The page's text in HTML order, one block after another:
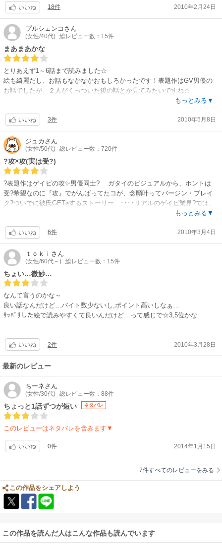
９～14話 先のSP会社の副所長と、警護の為「一週間」だけ共に生活す
ることになった声の出ない青年。
静かな恋堕ちと熱いSEX｡
初めて、格好悪くても必死に追いかけた副所長。
んー、良かったデス?
15～16話 『リベンジ』番外編?…あの鉄仮面が、「ソレ」に反応すると
は！しっかり愛も深まっているようで何より?
サクサク読めました！
4～6話は時代設定がわからないのですが、皇子と家臣の、お互い密かに想
っているのに身分が邪魔してなかなか素直になれない２人の話。
7、8話はSPの会社の所長とその社員。短気ですぐに暴力に走ってしまう
社員に、所長はペナルティとして殴る毎にキス１回することに
9～14話 同じSPの副所長の話。キレイな男にめがない副所長は、手を出し
てはいけないと言われてた依頼人を本気で好きになってしまい…
15、16話 別作品｢リベンジ｣の番外編です
全話意外な設定が多くて、先が読めない感じが面白かったです 個人的に
は皇子×家臣の話がすごく純愛で好きでした
いいね 18件 2010年2月24日
プルシェンコ さん
(女性/40代) 総レビュー数：15件
まあまあかな
とりあえず1～6話まで読みました☆
絵も綺麗だし、お話もなかなかおもしろかったです！表題作はGV男優の
お話でしたが、２人がくっついた後の話とか見てみたいですね☆
いに悩む受けですが、そんなこと関係なく受けを愛している王子様・・・
立場より愛を取ってくれた潔さは素敵でした。
短編なのでさらっとしてました！もう少しひねりとポイントが安ければ更
に良かったです☆
もっとみる▼
いいね 3件 2010年5月8日
ジュカ さん
(女性/50代) 総レビュー数：720件
?攻×攻(実は受?)
?表題作はゲイビの攻✨男優同士? ガタイのビジュアルから、ホントは
受?希望なのに『攻』でがんばってたコが、念願叶ってバージン・ブレイ
ク?ついでに彼氏GET✊するストーリー ････リアルのゲイビ業界?では、
相撲取りOK?✌ガチムチ君ワッショイ??ですから、そんなお悩み?は無くっ
大人な所長×ツンデレ君が好み?でした✨
もっとみる▼
いいね 6件 2010年3月4日
ｔｏｋｉ さん
(女性/60代～) 総レビュー数：15件
ちょい…微妙…
なんて言うのかな～
良い話なんだけど…バイト数少ないし,ポイント高いしなぁ…
ｻｯﾊﾟﾘした絵で読みやすくて良いんだけど…って感じで☆3,5位かな
いいね 2件 2010年3月28日
最新のレビュー
ちーネさん
(女性/30代) 総レビュー数：88件
ちょっと1話ずつが短い ネタバレ
このレビューはネタバレを含みます▼
いいね 0件 2014年1月15日
7件すべてのレビューをみる
この作品をシェアしよう
この作品を読んだ人はこんな作品も読んでいます